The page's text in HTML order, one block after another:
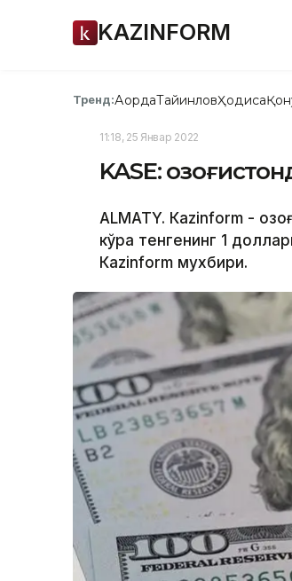
KAZINFORM
Тренд:АқордаТайинловҲодиса
11:18, 25 Январ 2022
KASE:
ALMATY. Кazinform -
кўра тенгенинг 1
Кazinform мухбири.